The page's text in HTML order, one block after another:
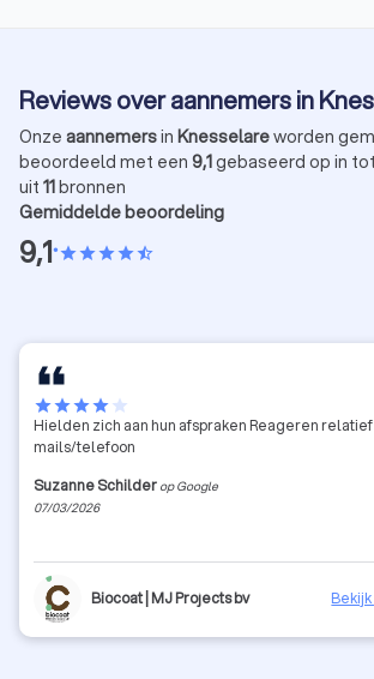
Reviews over aannemers in
Onze aannemersin Knesselareworden
beoordeeld met een 9,1gebaseerd op in
uit 11bronnen
Gemiddelde beoordeling
9,1•starstarstarstarstar_half
starstarstarstarstar
Hielden zich aan hun afspraken Reageren
mails/telefoon
Suzanne Schilder op Google
07/03/2026
Biocoat | MJ Projects bv